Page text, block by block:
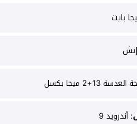
13+2 ميجا بكسل
: أندرويد 9